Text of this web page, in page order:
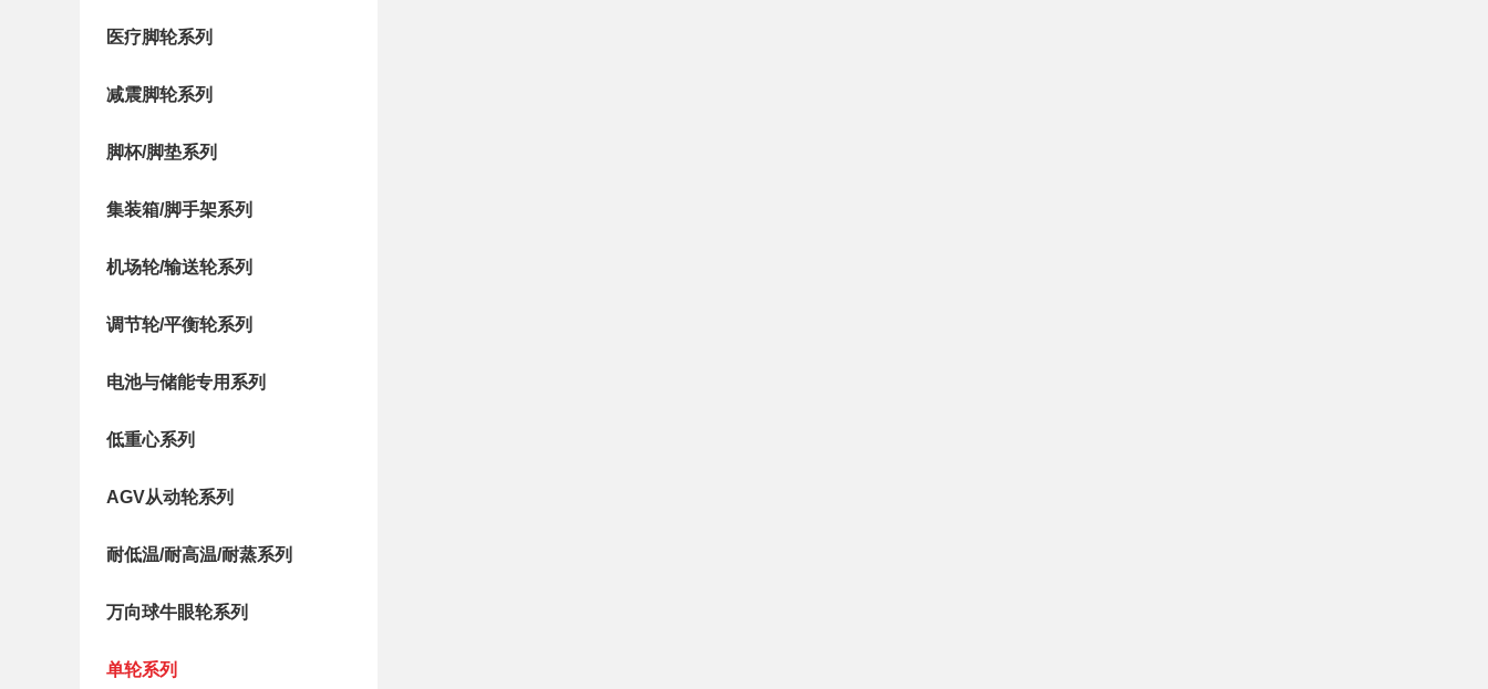
医疗脚轮系列
减震脚轮系列
脚杯/脚垫系列
集装箱/脚手架系列
机场轮/输送轮系列
调节轮/平衡轮系列
电池与储能专用系列
低重心系列
AGV从动轮系列
耐低温/耐高温/耐蒸系列
万向球牛眼轮系列
单轮系列